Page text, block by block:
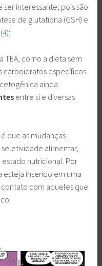
interessante; pois são
de glutationa (GSH) e
4);
TEA, como a dieta sem
carboidratos específicos
ainda
entre si e diversas
que as mudanças
alimentar,
nutricional. Por
esteja inserido em uma
contato com aqueles que